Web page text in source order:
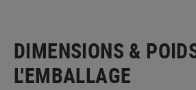
DIMENSIONS &
L'EMBALLAGE